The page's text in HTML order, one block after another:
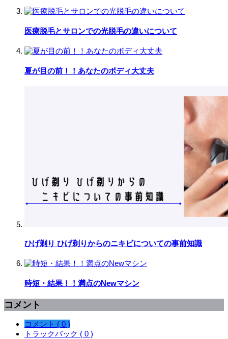
医療脱毛とサロンでの光脱毛の違いについて
夏が目の前！！あなたのボディ大丈夫
ひげ剃り ひげ剃りからのニキビについての事前知識
時短・結果！！満点のNewマシン
コメント
コメント ( 0 )
トラックバック ( 0 )